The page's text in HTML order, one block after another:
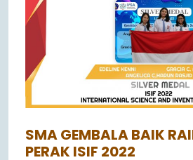
SMA GEMBALA BAIK
PERAK ISIF 2022